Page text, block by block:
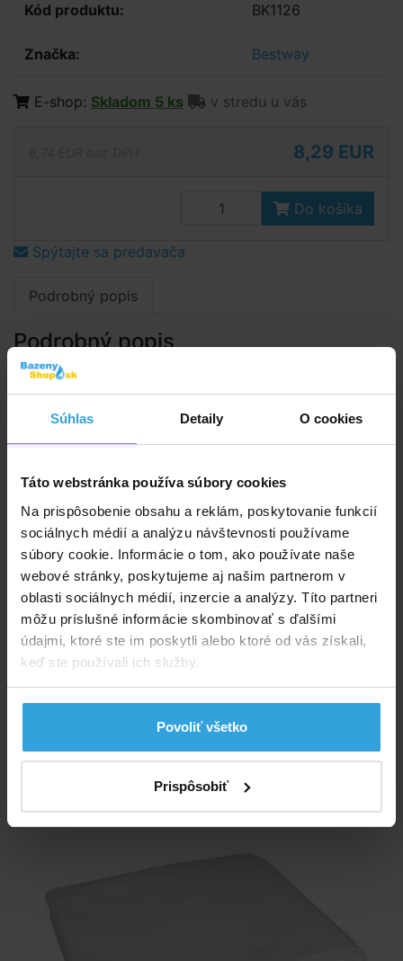
Súhlas Detaily O cookies
Táto webstránka používa súbory cookies
Na prispôsobenie obsahu a reklám, poskytovanie funkcií
sociálnych médií a analýzu návštevnosti používame
súbory cookie. Informácie o tom, ako používate naše
webové stránky, poskytujeme aj našim partnerom v
oblasti sociálnych médií, inzercie a analýzy. Títo partneri
môžu príslušné informácie skombinovať s ďalšími
údajmi, ktoré ste im poskytli alebo ktoré od vás získali,
keď ste používali ich služby.
Povoliť všetko
Prispôsobiť
Kód produktu: BK1126
Značka: Bestway
E-shop: Skladom 5 ks v stredu u vás
8,29 EUR
Do košíka
Spýtajte sa predavača
Podrobný popis
Podrobný popis
Podložka z plachtoviny pre bazény.
Podložka o rozmere 274 × 274cm.
Podložka pod bazén zabraňuje poškodeniu bazénovej
Pokladá sa na úplne rovnú preosiatu zhutnenú zeminu
alebo piesok.
Parametry
Tvar: štvorec
Druh: plachtové
Skutočný rozmer: 2,74 x 2,74 m
Alternatívne produkty
Podložka pod bazén s priemerom 2,5m